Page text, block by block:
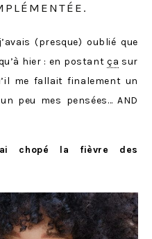
(presque) oublié que
hier : en postantça sur
me fallait finalement un
peu mes pensées… AND
chopé la fièvre des